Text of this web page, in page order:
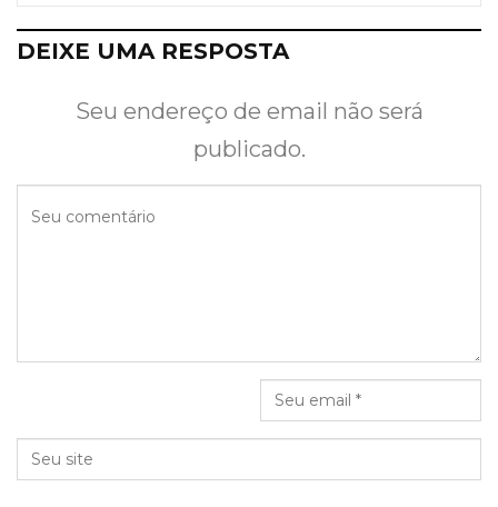
DEIXE UMA RESPOSTA
Seu endereço de email não será
publicado.